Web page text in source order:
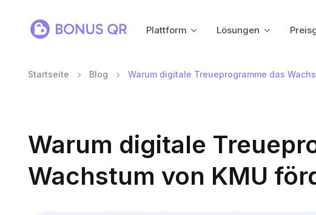
Plattform Lösungen
Startseite Blog Warum digitale Treueprogramme das
Warum digitale
Wachstum von KMU